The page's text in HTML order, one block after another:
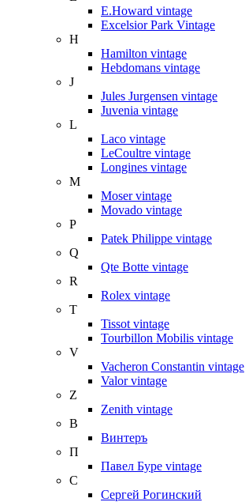
E.Howard vintage
Excelsior Park Vintage
H
Hamilton vintage
Hebdomans vintage
J
Jules Jurgensen vintage
Juvenia vintage
L
Laco vintage
LeCoultre vintage
Longines vintage
M
Moser vintage
Movado vintage
P
Patek Philippe vintage
Q
Qte Botte vintage
R
Rolex vintage
T
Tissot vintage
Tourbillon Mobilis vintage
V
Vacheron Constantin vintage
Valor vintage
Z
Zenith vintage
В
Винтеръ
П
Павел Буре vintage
С
Сергей Рогинский